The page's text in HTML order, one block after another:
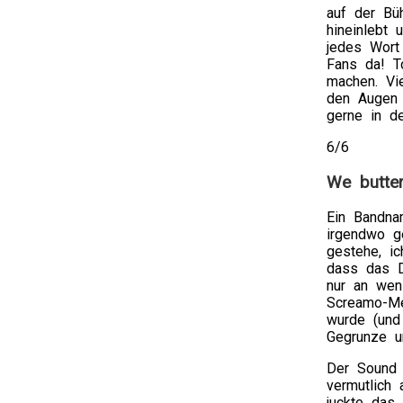
as
foreign.
Osta
Yleinen
Ivectin
ilman
Reseptiä
Medicine
sold
from
statements
can
be
due
appearance
at
best
and
at
worst.
auf der
hineinlebt
jedes
Fans da!
machen.
den
gerne in
6/6
We
Ein
irgendwo
gestehe,
dass das
nur an
Screamo-
wurde
Gegrunze
Der
vermutlich